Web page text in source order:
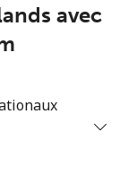
avec